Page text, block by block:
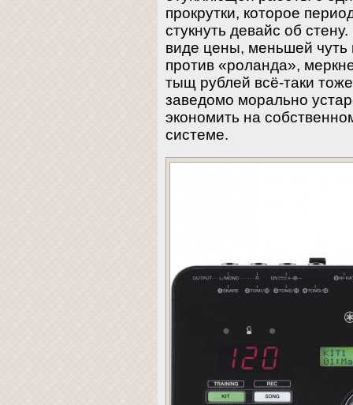
прокрутки, которое
стукнуть девайс об
виде цены, меньшей чуть
против «роланда»,
тыщ рублей всё-таки
заведомо морально
экономить на
системе.